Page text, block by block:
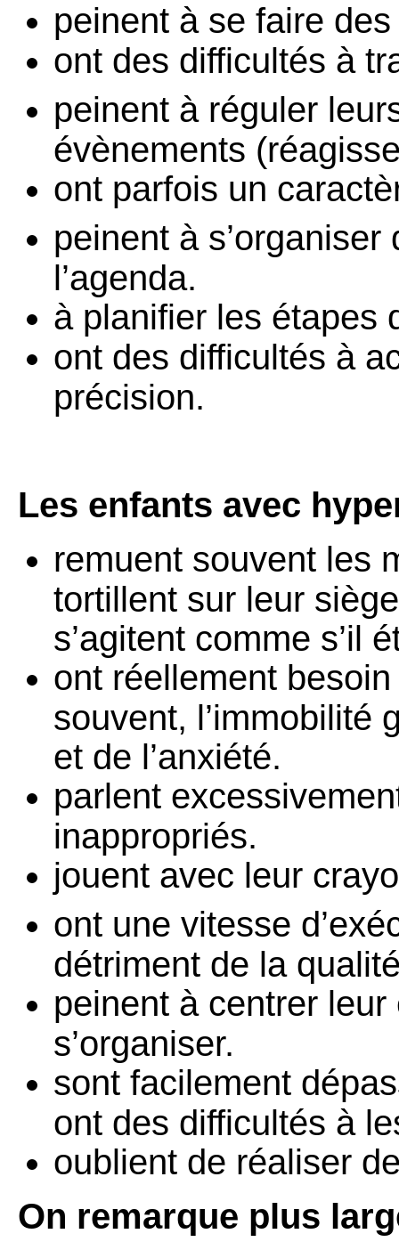
peinent à se faire
ont des difficultés à
peinent à réguler
évènements
ont parfois un
peinent à
l’agenda.
à planifier les étapes
ont des difficultés à
précision.
Les enfants avec
remuent souvent les
tortillent sur leur
s’agitent comme s’il
ont réellement
souvent, l’immobilité
et de l’anxiété.
parlent
inappropriés.
jouent avec leur
ont une vitesse
détriment de la
peinent à centrer
s’organiser.
sont facilement
ont des difficultés à
oublient de réaliser
On remarque plus